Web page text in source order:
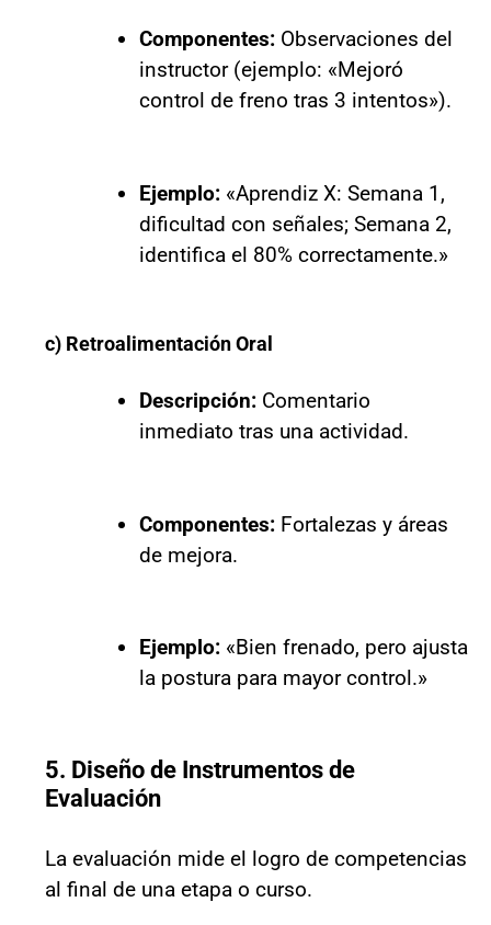
Componentes:Observaciones del
instructor (ejemplo: «Mejoró
control de freno tras 3 intentos»).
Ejemplo:«Aprendiz X: Semana 1,
dificultad con señales; Semana 2,
identifica el 80% correctamente.»
c) Retroalimentación Oral
Descripción:Comentario
inmediato tras una actividad.
Componentes:Fortalezas y áreas
de mejora.
Ejemplo:«Bien frenado, pero ajusta
la postura para mayor control.»
5. Diseño de Instrumentos de
Evaluación
La evaluación mide el logro de competencias
al final de una etapa o curso.